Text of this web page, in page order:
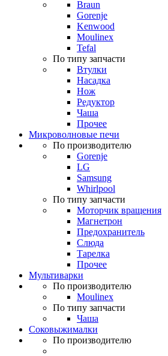
Braun
Gorenje
Kenwood
Moulinex
Tefal
По типу запчасти
Втулки
Насадка
Нож
Редуктор
Чаша
Прочее
Микроволновые печи
По производителю
Gorenje
LG
Samsung
Whirlpool
По типу запчасти
Моторчик вращения
Магнетрон
Предохранитель
Слюда
Тарелка
Прочее
Мультиварки
По производителю
Moulinex
По типу запчасти
Чаша
Соковыжималки
По производителю